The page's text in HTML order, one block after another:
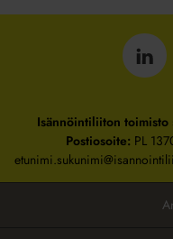
Isännöintiliiton toimisto
Postiosoite: PL